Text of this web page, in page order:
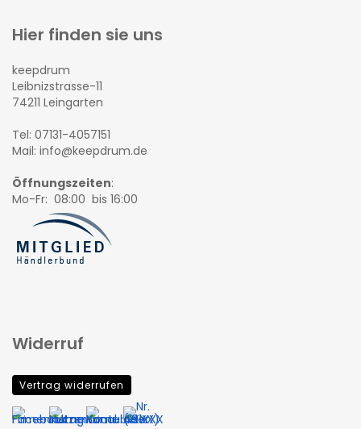
Hier finden sie uns
keepdrum
Leibnizstrasse-11
74211 Leingarten
Tel: 07131-4057151
Mail: info@keepdrum.de
Öffnungszeiten:
Mo-Fr: 08:00 bis 16:00
Widerruf
Vertrag widerrufen